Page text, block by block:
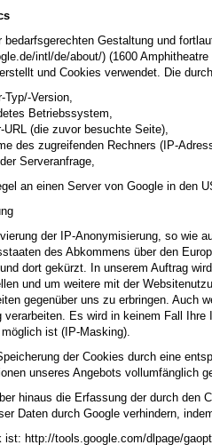
bedarfsgerechten Gestaltung und
intl/de/about/) (1600
und Cookies verwendet. Die
Typ/-Version,
Betriebssystem,
URL (die zuvor besuchte Seite),
des zugreifenden Rechners (IP-
Serveranfrage,
an einen Server von Google in den
der IP-Anonymisierung, so wie
des Abkommens über den
dort gekürzt. In unserem Auftrag
und um weitere mit der
gegenüber uns zu erbringen. Auch
verarbeiten. Es wird in keinem Fall
ist (IP-Masking).
der Cookies durch eine
unseres Angebots vollumfänglich
hinaus die Erfassung der durch den
Daten durch Google verhindern,
ist: http://tools.google.com/dlpage/